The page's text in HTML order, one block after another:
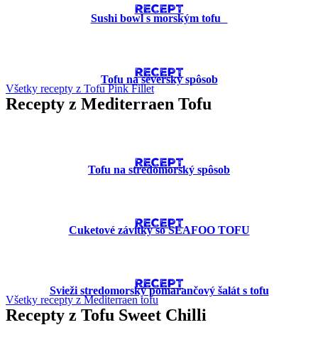
RECEPT
Sushi bowl s morským tofu
RECEPT
Tofu na severský spôsob
Všetky recepty z Tofu Pink Fillet
Recepty z Mediterraen Tofu
RECEPT
Tofu na stredomorský spôsob
RECEPT
Cuketové závitky so SEAFOO TOFU
RECEPT
Svieži stredomorský pomarančový šalát s tofu
Všetky recepty z Mediterraen tofu
Recepty z Tofu Sweet Chilli